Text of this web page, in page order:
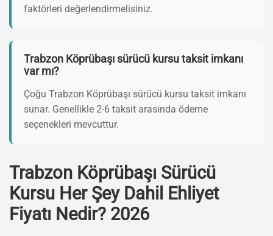
faktörleri değerlendirmelisiniz.
Trabzon Köprübaşı sürücü kursu taksit imkanı
var mı?
Çoğu Trabzon Köprübaşı sürücü kursu taksit imkanı
sunar. Genellikle 2-6 taksit arasında ödeme
seçenekleri mevcuttur.
Trabzon Köprübaşı Sürücü
Kursu Her Şey Dahil Ehliyet
Fiyatı Nedir? 2026